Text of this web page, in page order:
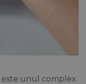
este unul complex